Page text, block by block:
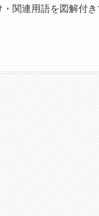
関連用語を図解付